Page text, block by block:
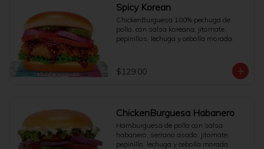
Spicy Korean
ChickenBurguesa 100% pechuga de
pollo, con salsa koreana, jitomate,
pepinillos, lechuga y cebolla morada.
$129.00
ChickenBurguesa Habanero
Hamburguesa de pollo con salsa
habanero, serrano asado, jitomate,
pepinillo, lechuga y cebolla morada.